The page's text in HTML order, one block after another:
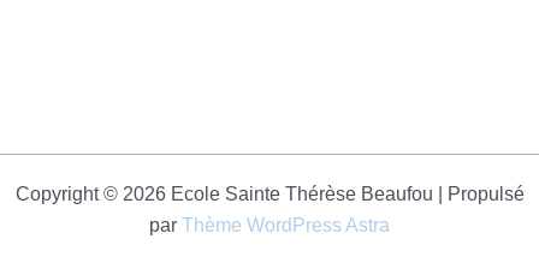
Copyright © 2026 Ecole Sainte Thérèse Beaufou | Propulsé
par Thème WordPress Astra